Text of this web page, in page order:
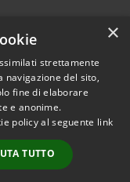
© 2026 • Comune di
•
Accesso
redazione
×
strettamente
navigazione del sito,
fine di elaborare
e anonime.
policy al seguente link
TUTTO